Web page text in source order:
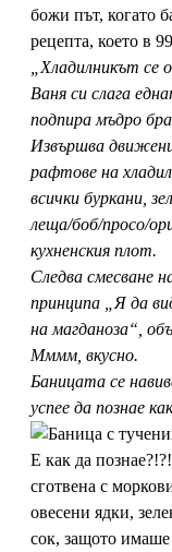
божи път, когато
рецепта, което в
„Хладилникът се
Ваня си слага
подпира мъдро
Извършва
рафтове на
всички буркани,
леща/боб/просо/
кухненския плот.
Следва смесване
принципа „Я да
на магданоза“,
Мммм, вкусно.
Баницата се
успее да познае
Е как да
сготвена с
овесени ядки,
сок, защото имаше